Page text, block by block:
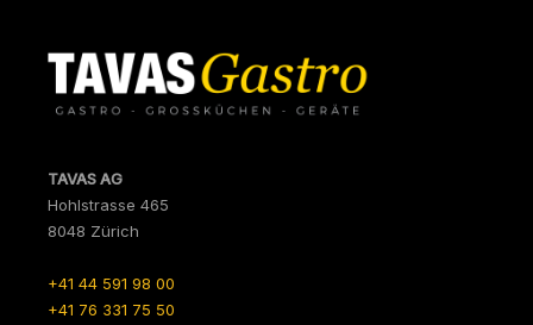
TAVAS AG
Hohlstrasse 465
8048 Zürich
+41 44 591 98 00
+41 76 331 75 50